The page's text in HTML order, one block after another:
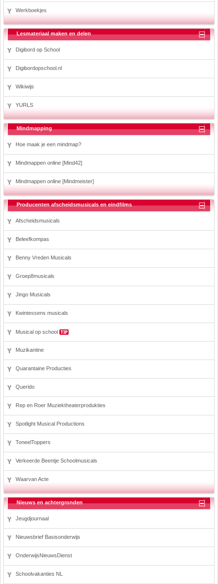
Werkboekjes
Lesmateriaal maken en delen
Digibord op School
Digibordopschool.nl
Wikiwijs
YURLS
Mindmapping
Hoe maak je een mindmap?
Mindmappen online [Mind42]
Mindmappen online [Mindmeister]
Producenten afscheidsmusicals en eindfilms
Afscheidsmusicals
Beleefkompas
Benny Vreden Musicals
Groep8musicals
Jingo Musicals
Kwintessens musicals
Musical op school
Muzikantine
Quarantaine Producties
Querido
Rep en Roer Muziektheaterprodukties
Spotlight Musical Productions
ToneelToppers
Verkeerde Beentje Schoolmusicals
Waarvan Acte
Nieuws en achtergronden
Jeugdjournaal
Nieuwsbrief Basisonderwijs
OnderwijsNieuwsDienst
Schoolvakanties NL